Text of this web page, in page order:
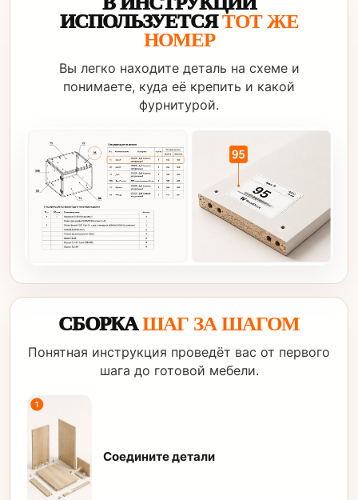
ИСПОЛЬЗУЕТСЯТОТ ЖЕ
НОМЕР
Вы легко находите деталь на схеме и
понимаете, куда её крепить и какой
фурнитурой.
СБОРКАШАГ ЗА ШАГОМ
Понятная инструкция проведёт вас от первого
шага до готовой мебели.
Соедините детали